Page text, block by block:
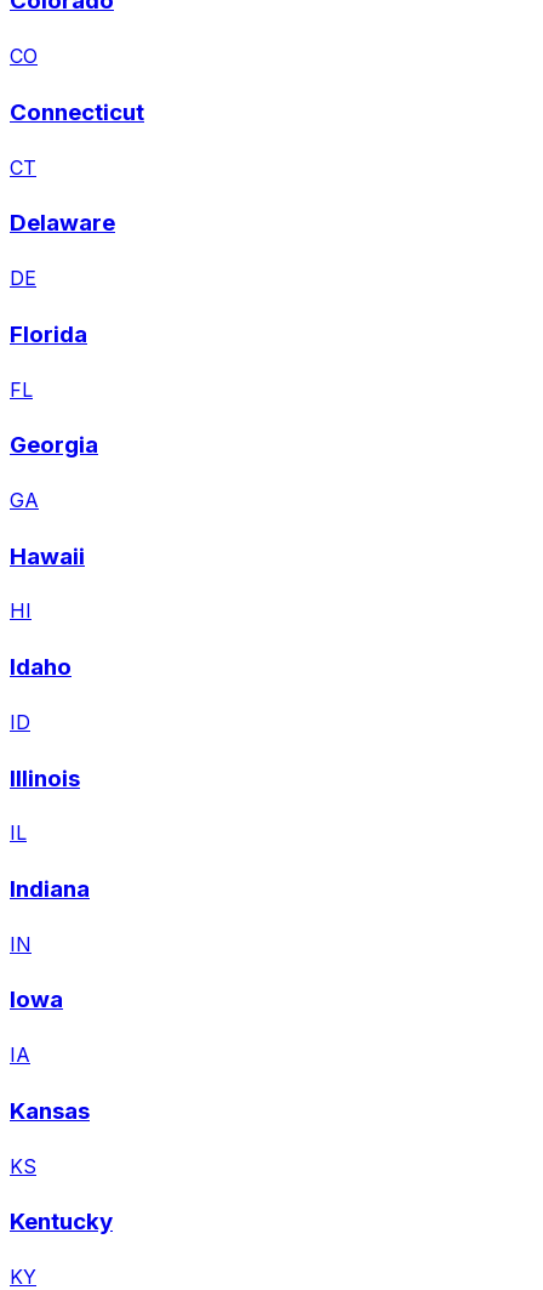
CO
Connecticut
CT
Delaware
DE
Florida
FL
Georgia
GA
Hawaii
HI
Idaho
ID
Illinois
IL
Indiana
IN
Iowa
IA
Kansas
KS
Kentucky
KY